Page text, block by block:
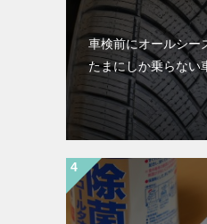
車検前にオールシー
たまにしか乗らない